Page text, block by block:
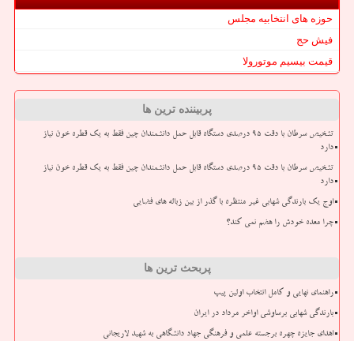
حوزه های انتخابیه مجلس
فیش حج
قیمت بیسیم موتورولا
پربیننده ترین ها
تشخیص سرطان با دقت ۹۵ درصدی دستگاه قابل حمل دانشمندان چین فقط به یک قطره خون نیاز
دارد
تشخیص سرطان با دقت ۹۵ درصدی دستگاه قابل حمل دانشمندان چین فقط به یک قطره خون نیاز
دارد
اوج یک بارندگی شهابی غیر منتظره با گذر از بین زباله های فضایی
چرا معده خودش را هضم نمی کند؟
پربحث ترین ها
راهنمای نهایی و کامل انتخاب اولین پیپ
بارندگی شهابی برساوشی اواخر مرداد در ایران
اهدای جایزه چهره برجسته علمی و فرهنگی جهاد دانشگاهی به شهید لاریجانی